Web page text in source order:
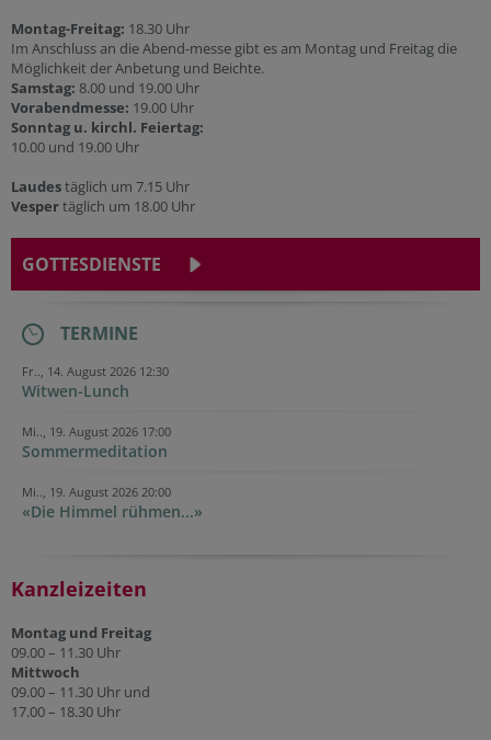
Montag-Freitag: 18.30 Uhr
Im Anschluss an die Abend-messe gibt es am Montag und Freitag die
Möglichkeit der Anbetung und Beichte.
Samstag: 8.00 und 19.00 Uhr
Vorabendmesse: 19.00 Uhr
Sonntag u. kirchl. Feiertag:
10.00 und 19.00 Uhr
Laudestäglich um 7.15 Uhr
Vespertäglich um 18.00 Uhr
GOTTESDIENSTE
TERMINE
Fr.., 14. August 2026 12:30
Witwen-Lunch
Mi.., 19. August 2026 17:00
Sommermeditation
Mi.., 19. August 2026 20:00
«Die Himmel rühmen...»
Kanzleizeiten
Montag und Freitag
09.00 – 11.30 Uhr
Mittwoch
09.00 – 11.30 Uhr und
17.00 – 18.30 Uhr